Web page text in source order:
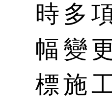
時多
幅變
標施